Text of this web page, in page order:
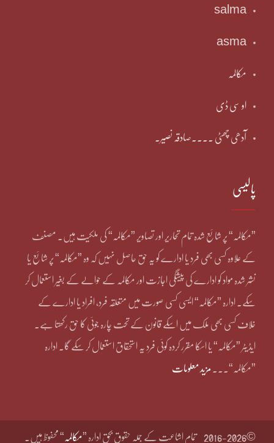
salma
asma
مکالمہ
او سی ڈی
آدھی چھٹی ۔۔۔۔صادقہ نصیر۔
پالیسی
”مکالمہ“ پر شائع شدہ تمام تحاریر اور تصاویر ”مکالمہ“ کی ملکیت ہیں۔ مصنف
کے علاوہ کسی بھی فرد یا ادارے کو یہ حق حاصل نہیں کہ وہ ”مکالمہ“ پر شائع یا
نشر شدہ مواد کو ادارے کی پیشگی اجازت اور مکالمہ کے حوالے کے بغیر استعمال کر
سکے۔ ادارہ ”مکالمہ“ ایسی کسی صورت میں متعلقہ فرد، افراد یا ادارے کے
خلاف کسی بھی ملک میں اسکے قانون کے تحت چارہ جوئی کا حق رکھتا ہے۔
ایڈیٹر ”مکالمہ“ یا اسکا مقرر کردہ کوئی فرد یہ استحقاق استعمال کر سکے گا۔ ادارہ
”مکالمہ“۔۔۔ مزید معلومات
©2016-2026 تمام اشاعت کے جملہ حقوق بحق ادارہ ”مکالمہ “ محفوظ ہیں۔